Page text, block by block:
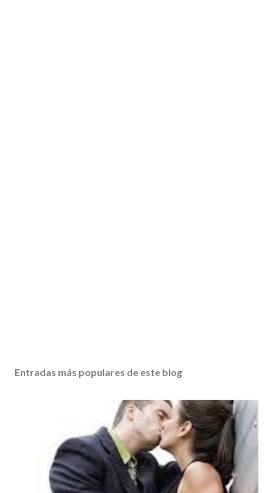
Entradas más populares de este blog